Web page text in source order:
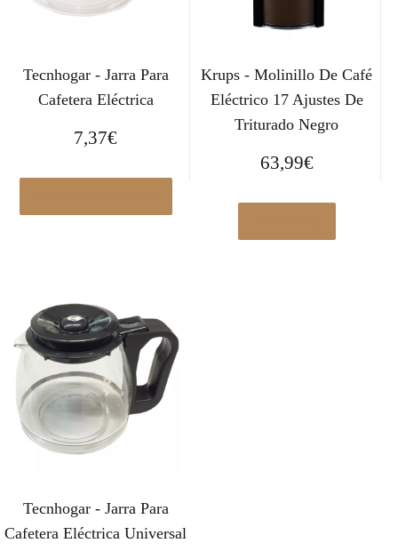
Tecnhogar - Jarra Para
Cafetera Eléctrica
7,37€
Krups - Molinillo De Café
Eléctrico 17 Ajustes De
Triturado Negro
63,99€
Tecnhogar - Jarra Para
Cafetera Eléctrica Universal